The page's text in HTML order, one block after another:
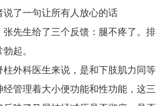
说了一句让所有人放心的话
张先生给了三个反馈：腿不疼了。排
起。
柱外科医生来说，是和下肢肌力同等
管理着大小便功能和性功能，这三